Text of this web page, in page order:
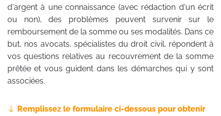
d'argent à une connaissance (avec rédaction d'un écrit
ou non), des problèmes peuvent survenir sur le
remboursement de la somme ou ses modalités. Dans ce
but, nos avocats, spécialistes du droit civil, répondent à
vos questions relatives au recouvrement de la somme
prêtée et vous guident dans les démarches qui y sont
associées.
Remplissez le formulaire ci-dessous pour obtenir